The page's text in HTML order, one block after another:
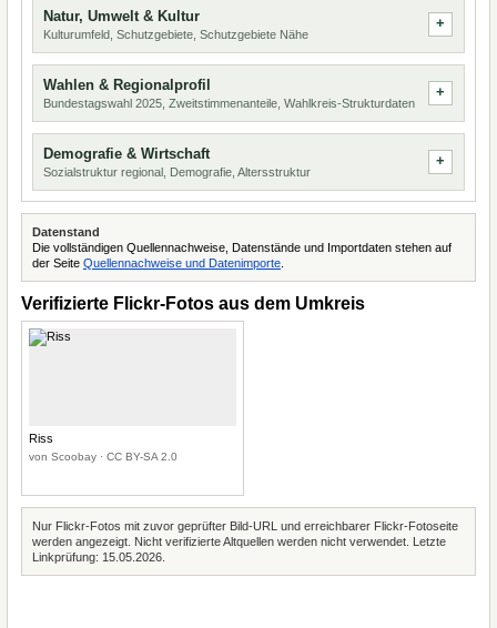
Natur, Umwelt & Kultur
Kulturumfeld, Schutzgebiete, Schutzgebiete Nähe
Wahlen & Regionalprofil
Bundestagswahl 2025, Zweitstimmenanteile, Wahlkreis-Strukturdaten
Demografie & Wirtschaft
Sozialstruktur regional, Demografie, Altersstruktur
Datenstand
Die vollständigen Quellennachweise, Datenstände und Importdaten stehen auf
der Seite Quellennachweise und Datenimporte
Verifizierte Flickr-Fotos aus dem Umkreis
Riss
von Scoobay · CC BY-SA 2.0
Nur Flickr-Fotos mit zuvor geprüfter Bild-URL und erreichbarer Flickr-Fotoseite
werden angezeigt. Nicht verifizierte Altquellen werden nicht verwendet. Letzte
Linkprüfung: 15.05.2026.